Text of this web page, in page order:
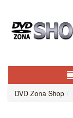
DVD Zona Shop